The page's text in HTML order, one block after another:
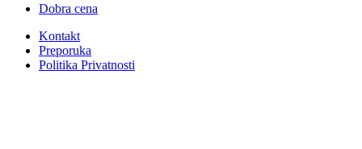
Dobra cena
Kontakt
Preporuka
Politika Privatnosti